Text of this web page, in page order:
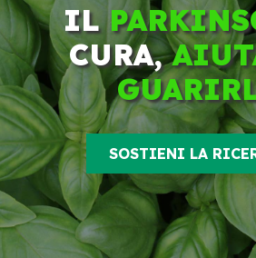
IL
CURA,
SOSTIENI LA